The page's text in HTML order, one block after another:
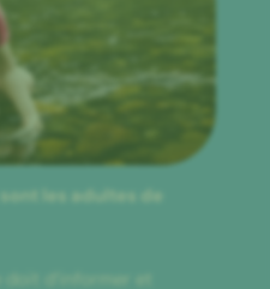
sont les adultes de